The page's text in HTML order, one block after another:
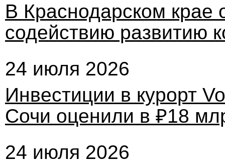
В Краснодарском крае
содействию развитию
24 июля 2026
Инвестиции в курорт
Сочи оценили в ₽18
24 июля 2026